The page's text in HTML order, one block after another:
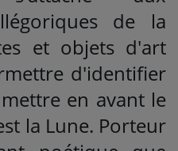
de la
et objets d'art
d'identifier
en avant le
la Lune. Porteur